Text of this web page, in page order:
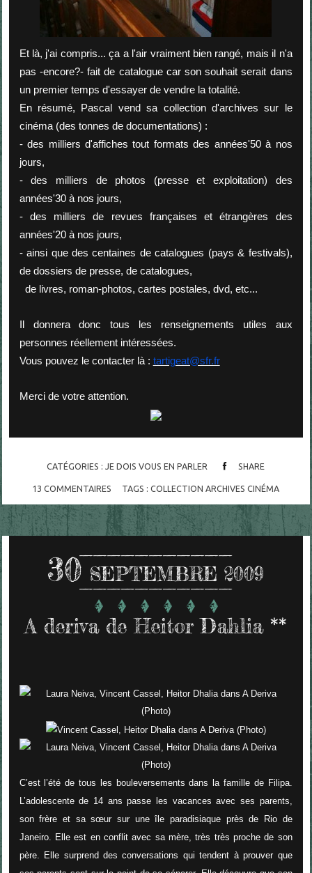
Et là, j'ai compris... ça a l'air vraiment bien rangé, mais il n'a
pas -encore?- fait de catalogue car son souhait serait dans
un premier temps d'essayer de vendre la totalité.
En résumé, Pascal vend sa collection d'archives sur le
cinéma (des tonnes de documentations) :
- des milliers d'affiches tout formats des années'50 à nos
jours,
- des milliers de photos (presse et exploitation) des
années'30 à nos jours,
- des milliers de revues françaises et étrangères des
années'20 à nos jours,
- ainsi que des centaines de catalogues (pays & festivals),
de dossiers de presse, de catalogues,
de livres, roman-photos, cartes postales, dvd, etc...
Il donnera donc tous les renseignements utiles aux
personnes réellement intéressées.
Vous pouvez le contacter là : tartigeat@sfr.fr
Merci de votre attention.
CATÉGORIES :JE DOIS VOUS EN PARLER SHARE
13 COMMENTAIRES TAGS :COLLECTION ARCHIVES CINÉMA
30 SEPTEMBRE 2009
A deriva de Heitor Dahlia **
C’est l’été de tous les bouleversements dans la famille de Filipa.
L’adolescente de 14 ans passe les vacances avec ses parents,
son frère et sa sœur sur une île paradisiaque près de Rio de
Janeiro. Elle est en conflit avec sa mère, très très proche de son
père. Elle surprend des conversations qui tendent à prouver que